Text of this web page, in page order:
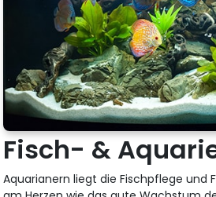
Fisch- &
Aquarianern liegt die Fischpflege und